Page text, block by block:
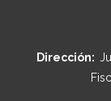
Dirección: